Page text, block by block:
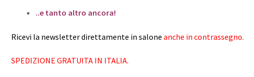
..e tanto altro ancora!
Ricevi la newsletter direttamente in salone anche in contrassegno.
SPEDIZIONE GRATUITA IN ITALIA.